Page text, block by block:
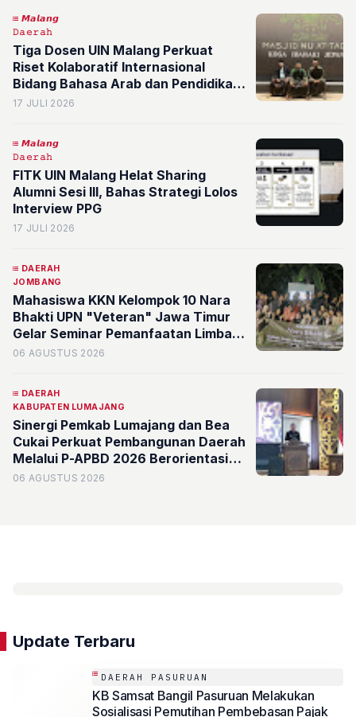
𝙈𝙖𝙡𝙖𝙣𝙜
𝙳𝚊𝚎𝚛𝚊𝚑
Tiga Dosen UIN Malang Perkuat
Riset Kolaboratif Internasional
Bidang Bahasa Arab dan Pendidikan
Islam FITK Bagi Muslim Minoritas di
17 JULI 2026
𝙈𝙖𝙡𝙖𝙣𝙜
𝙳𝚊𝚎𝚛𝚊𝚑
FITK UIN Malang Helat Sharing
Alumni Sesi III, Bahas Strategi Lolos
Interview PPG
17 JULI 2026
DAERAH
JOMBANG
Mahasiswa KKN Kelompok 10 Nara
Bhakti UPN "Veteran" Jawa Timur
Gelar Seminar Pemanfaatan Limbah
Bernilai Ekonomi di Desa Mojoduwur
06 AGUSTUS 2026
DAERAH
KABUPATEN LUMAJANG
Sinergi Pemkab Lumajang dan Bea
Cukai Perkuat Pembangunan Daerah
Melalui P-APBD 2026 Berorientasi
pada Kesejahteraan Masyarakat
06 AGUSTUS 2026
Update Terbaru
DAERAH PASURUAN
KB Samsat Bangil Pasuruan Melakukan
Sosialisasi Pemutihan Pembebasan Pajak